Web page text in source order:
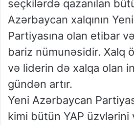
seçkilərdə qazanılan
Azərbaycan xalqının
Partiyasına olan etibar
bariz nümunəsidir. Xalq
və liderin də xalqa olan
gündən artır.
Yeni Azərbaycan
kimi bütün YAP